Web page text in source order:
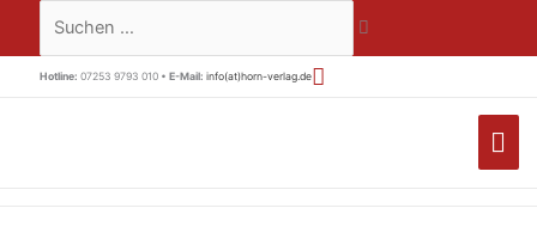
springen
Suchen …
Hotline: 07253 9793 010 • E-Mail: info(at)horn-verlag.de